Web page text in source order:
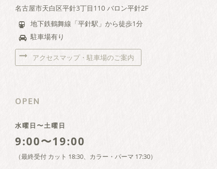
名古屋市天白区平針3丁目110 バロン平針2F
地下鉄鶴舞線「平針駅」から徒歩1分
駐車場有り
アクセスマップ・駐車場のご案内
OPEN
水曜日〜土曜日
9:00〜19:00
（最終受付 カット 18:30、カラー・パーマ 17:30）